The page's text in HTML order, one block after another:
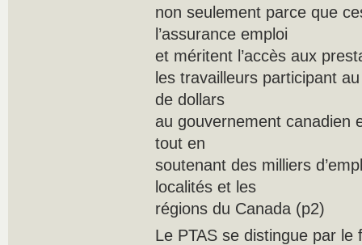
non seulement parce que
l’assurance emploi
et méritent l’accès aux
les travailleurs participant
de dollars
au gouvernement canadien
tout en
soutenant des milliers
localités et les
régions du Canada (p2)
Le PTAS se distingue par le